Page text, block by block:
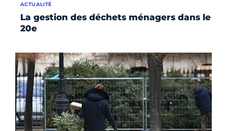
La gestion des déchets ménagers dans le
20e
ACTUALITÉ